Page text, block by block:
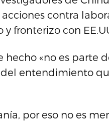
contra
fronterizo con
«no es parte
del entendimiento
por eso no es